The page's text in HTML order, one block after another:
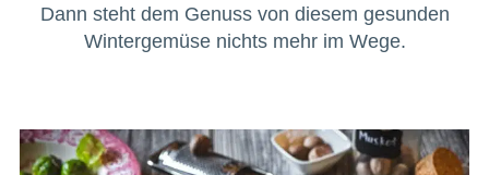
Dann steht dem Genuss von diesem gesunden
Wintergemüse nichts mehr im Wege.